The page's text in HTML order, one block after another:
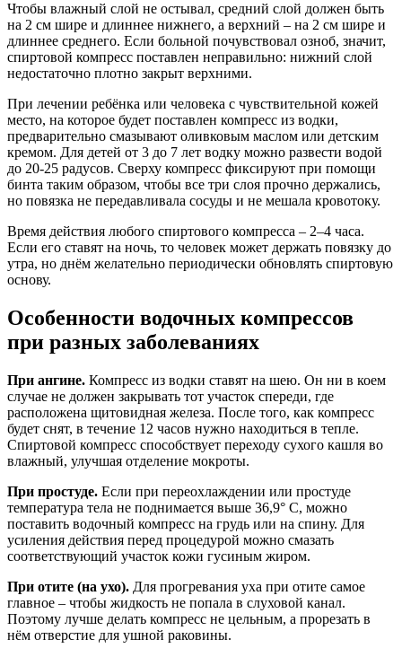
Чтобы влажный слой не остывал, средний слой должен быть
на 2 см шире и длиннее нижнего, а верхний – на 2 см шире и
длиннее среднего. Если больной почувствовал озноб, значит,
спиртовой компресс поставлен неправильно: нижний слой
недостаточно плотно закрыт верхними.
При лечении ребёнка или человека с чувствительной кожей
место, на которое будет поставлен компресс из водки,
предварительно смазывают оливковым маслом или детским
кремом. Для детей от 3 до 7 лет водку можно развести водой
до 20-25 радусов. Сверху компресс фиксируют при помощи
бинта таким образом, чтобы все три слоя прочно держались,
но повязка не передавливала сосуды и не мешала кровотоку.
Время действия любого спиртового компресса – 2–4 часа.
Если его ставят на ночь, то человек может держать повязку до
утра, но днём желательно периодически обновлять спиртовую
основу.
Особенности водочных компрессов
при разных заболеваниях
При ангине. Компресс из водки ставят на шею. Он ни в коем
случае не должен закрывать тот участок спереди, где
расположена щитовидная железа. После того, как компресс
будет снят, в течение 12 часов нужно находиться в тепле.
Спиртовой компресс способствует переходу сухого кашля во
влажный, улучшая отделение мокроты.
При простуде. Если при переохлаждении или простуде
температура тела не поднимается выше 36,9° C, можно
поставить водочный компресс на грудь или на спину. Для
усиления действия перед процедурой можно смазать
соответствующий участок кожи гусиным жиром.
При отите (на ухо). Для прогревания уха при отите самое
главное – чтобы жидкость не попала в слуховой канал.
Поэтому лучше делать компресс не цельным, а прорезать в
нём отверстие для ушной раковины.